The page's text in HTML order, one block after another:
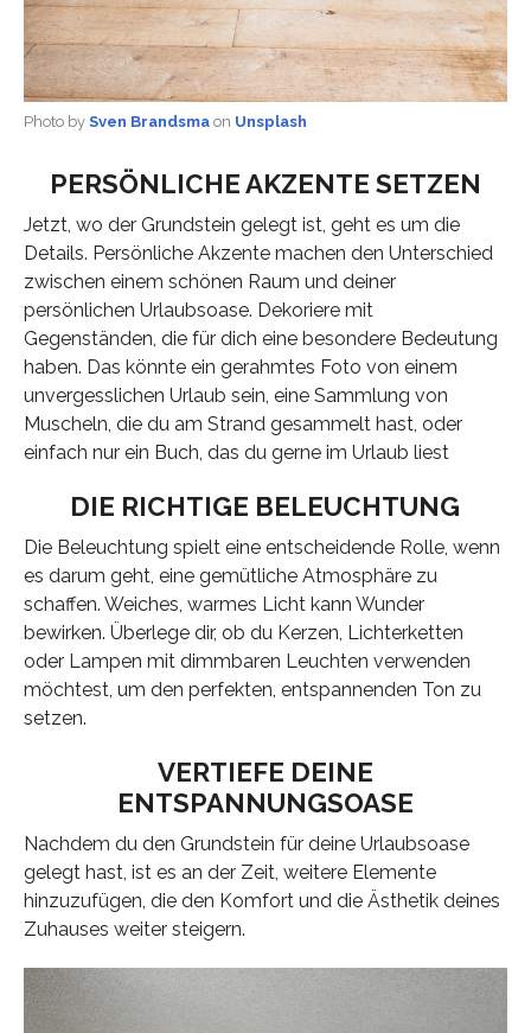
Photo by Sven Brandsmaon Unsplash
PERSÖNLICHE AKZENTE SETZEN
Jetzt, wo der Grundstein gelegt ist, geht es um die
Details. Persönliche Akzente machen den Unterschied
zwischen einem schönen Raum und deiner
persönlichen Urlaubsoase. Dekoriere mit
Gegenständen, die für dich eine besondere Bedeutung
haben. Das könnte ein gerahmtes Foto von einem
unvergesslichen Urlaub sein, eine Sammlung von
Muscheln, die du am Strand gesammelt hast, oder
einfach nur ein Buch, das du gerne im Urlaub liest
DIE RICHTIGE BELEUCHTUNG
Die Beleuchtung spielt eine entscheidende Rolle, wenn
es darum geht, eine gemütliche Atmosphäre zu
schaffen. Weiches, warmes Licht kann Wunder
bewirken. Überlege dir, ob du Kerzen, Lichterketten
oder Lampen mit dimmbaren Leuchten verwenden
möchtest, um den perfekten, entspannenden Ton zu
setzen.
VERTIEFE DEINE
ENTSPANNUNGSOASE
Nachdem du den Grundstein für deine Urlaubsoase
gelegt hast, ist es an der Zeit, weitere Elemente
hinzuzufügen, die den Komfort und die Ästhetik deines
Zuhauses weiter steigern.